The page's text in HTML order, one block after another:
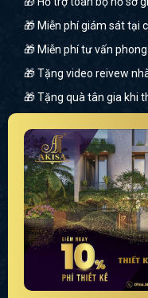
🎁 Miễn phí giám sát tại
🎁 Miễn phí tư vấn
🎁 Tặng video reivew
🎁 Tặng quà tân gia khi